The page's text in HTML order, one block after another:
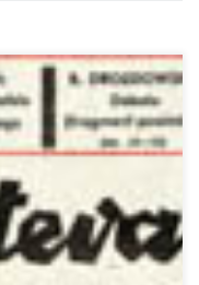
el momento última obra
Szymborska
a ser (o no llegar a ser)
Mołoniewicz). La